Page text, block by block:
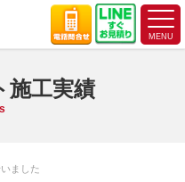
施工実績
ました